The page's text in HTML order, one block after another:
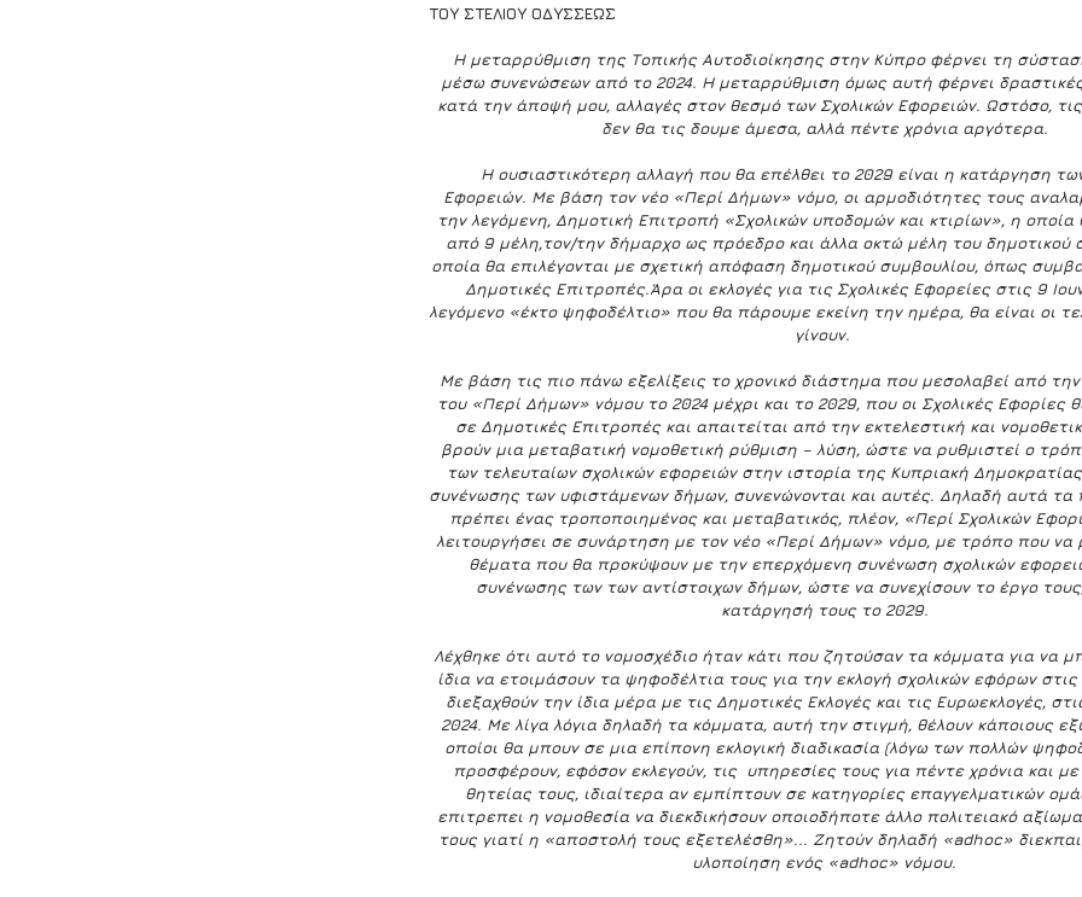
ΤΟΥ ΣΤΕΛΙΟΥ ΟΔΥΣΣΕΩΣ
Η μεταρρύθμιση της Τοπικής Αυτοδιοίκησης στην Κύπρο φέρνει τη
μέσω συνενώσεων από το 2024. Η μεταρρύθμιση όμως αυτή φέρνει
κατά την άποψή μου, αλλαγές στον θεσμό των Σχολικών Εφορειών. Ωστόσο,
δεν θα τις δουμε άμεσα, αλλά πέντε χρόνια αργότερα.
Η ουσιαστικότερη αλλαγή που θα επέλθει το 2029 είναι η κατάργηση
Εφορειών. Με βάση τον νέο «Περί Δήμων» νόμο, οι αρμοδιότητες τους
την λεγόμενη, Δημοτική Επιτροπή «Σχολικών υποδομών και κτιρίων», η
από 9 μέλη,τον/την δήμαρχο ως πρόεδρο και άλλα οκτώ μέλη του δημοτικού
οποία θα επιλέγονται με σχετική απόφαση δημοτικού συμβουλίου, όπως
Δημοτικές Επιτροπές.Άρα οι εκλογές για τις Σχολικές Εφορείες στις 9
λεγόμενο «έκτο ψηφοδέλτιο» που θα πάρουμε εκείνη την ημέρα, θα είναι οι
γίνουν.
Με βάση τις πιο πάνω εξελίξεις το χρονικό διάστημα που μεσολαβεί από
του «Περί Δήμων» νόμου το 2024 μέχρι και το 2029, που οι Σχολικές
σε Δημοτικές Επιτροπές και απαιτείται από την εκτελεστική και
βρούν μια μεταβατική νομοθετική ρύθμιση – λύση, ώστε να ρυθμιστεί ο
των τελευταίων σχολικών εφορειών στην ιστορία της Κυπριακή
συνένωσης των υφιστάμενων δήμων, συνενώνονται και αυτές. Δηλαδή αυτά τα
πρέπει ένας τροποποιημένος και μεταβατικός, πλέον, «Περί Σχολικών
λειτουργήσει σε συνάρτηση με τον νέο «Περί Δήμων» νόμο, με τρόπο που να
θέματα που θα προκύψουν με την επερχόμενη συνένωση σχολικών
συνένωσης των των αντίστοιχων δήμων, ώστε να συνεχίσουν το έργο
κατάργησή τους το 2029.
Λέχθηκε ότι αυτό το νομοσχέδιο ήταν κάτι που ζητούσαν τα κόμματα για να
ίδια να ετοιμάσουν τα ψηφοδέλτια τους για την εκλογή σχολικών εφόρων
διεξαχθούν την ίδια μέρα με τις Δημοτικές Εκλογές και τις Ευρωεκλογές,
2024. Με λίγα λόγια δηλαδή τα κόμματα, αυτή την στιγμή, θέλουν κάποιους
οποίοι θα μπουν σε μια επίπονη εκλογική διαδικασία (λόγω των πολλών
προσφέρουν, εφόσον εκλεγούν, τις  υπηρεσίες τους για πέντε χρόνια και
θητείας τους, ιδιαίτερα αν εμπίπτουν σε κατηγορίες επαγγελματικών
επιτρεπει η νομοθεσία να διεκδικήσουν οποιοδήποτε άλλο πολιτειακό
τους γιατί η «αποστολή τους εξετελέσθη»... Ζητούν δηλαδή «adhoc»
υλοποίηση ενός «adhoc» νόμου.